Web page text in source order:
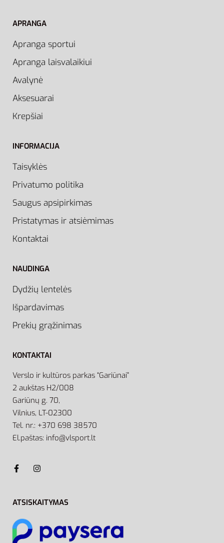
APRANGA
Apranga sportui
Apranga laisvalaikiui
Avalynė
Aksesuarai
Krepšiai
INFORMACIJA
Taisyklės
Privatumo politika
Saugus apsipirkimas
Pristatymas ir atsiėmimas
Kontaktai
NAUDINGA
Dydžių lentelės
Išpardavimas
Prekių grąžinimas
KONTAKTAI
Verslo ir kultūros parkas “Gariūnai”
2 aukštas H2/008
Gariūnų g. 70,
Vilnius, LT-02300
Tel. nr.: +370 698 38570
El.paštas: info@vlsport.lt
ATSISKAITYMAS